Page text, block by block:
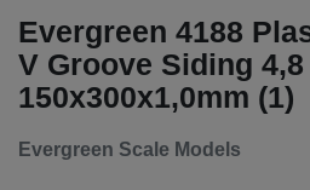
Evergreen 4188
V Groove Siding
150x300x1,0mm (1)
Evergreen Scale Models